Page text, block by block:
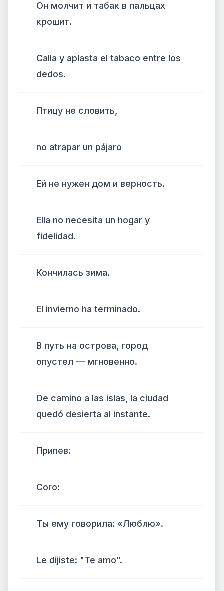
Он молчит и табак в пальцах
крошит.
Calla y aplasta el tabaco entre los
dedos.
Птицу не словить,
no atrapar un pájaro
Ей не нужен дом и верность.
Ella no necesita un hogar y
fidelidad.
Кончилась зима.
El invierno ha terminado.
В путь на острова, город
опустел — мгновенно.
De camino a las islas, la ciudad
quedó desierta al instante.
Припев:
Coro:
Ты ему говорила: «Люблю».
Le dijiste: "Te amo".